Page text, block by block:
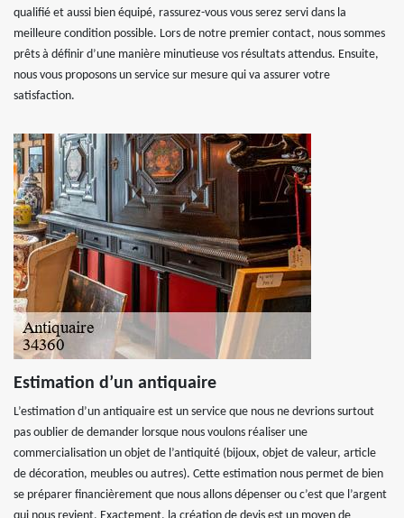
qualifié et aussi bien équipé, rassurez-vous vous serez servi dans la
meilleure condition possible. Lors de notre premier contact, nous sommes
prêts à définir d’une manière minutieuse vos résultats attendus. Ensuite,
nous vous proposons un service sur mesure qui va assurer votre
satisfaction.
Estimation d’un antiquaire
L’estimation d’un antiquaire est un service que nous ne devrions surtout
pas oublier de demander lorsque nous voulons réaliser une
commercialisation un objet de l’antiquité (bijoux, objet de valeur, article
de décoration, meubles ou autres). Cette estimation nous permet de bien
se préparer financièrement que nous allons dépenser ou c’est que l’argent